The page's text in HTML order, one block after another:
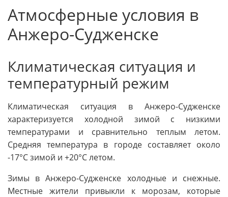
Атмосферные условия в
Анжеро-Судженске
Климатическая ситуация и
температурный режим
Климатическая ситуация в Анжеро-Судженске
характеризуется холодной зимой с низкими
температурами и сравнительно теплым летом.
Средняя температура в городе составляет около
-17°C зимой и +20°C летом.
Зимы в Анжеро-Судженске холодные и снежные.
Местные жители привыкли к морозам, которые